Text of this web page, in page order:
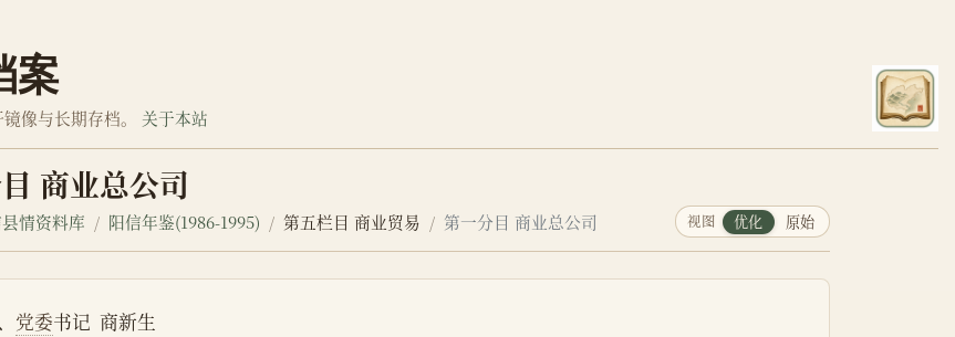
案
像与长期存档。 关于本站
商业总公司
情资料库 阳信年鉴(1986-1995) 第五栏目 商业贸易 第一分目 商业总公司 视图 优化 原始
党委书记  商新生